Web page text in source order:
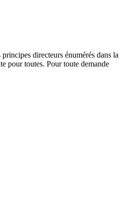
directeurs énumérés dans la
pour toutes. Pour toute demande